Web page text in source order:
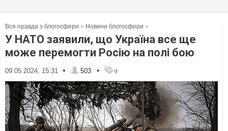
Вся правда з блогосфери » Новини блогосфери »
У НАТО заявили, що Україна все ще
може перемогти Росію на полі бою
09.05.2024, 15:31 • 503 • 0